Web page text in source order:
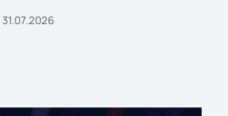
31.07.2026